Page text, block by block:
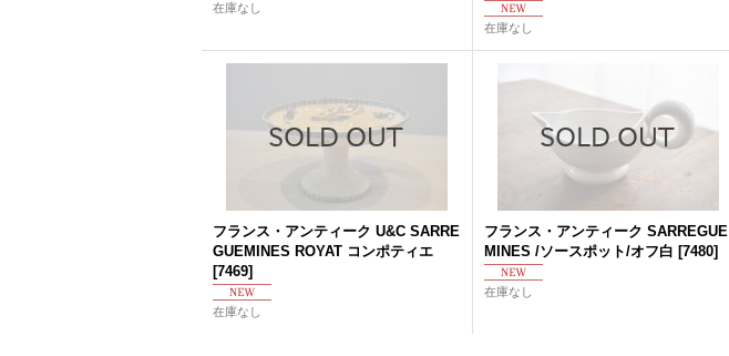
在庫なし
在庫なし
フランス・アンティーク U&C SARRE
GUEMINES ROYAT コンポティエ
[7469]
在庫なし
フランス・アンティーク SARREGUE
MINES /ソースポット/オフ白 [7480]
在庫なし